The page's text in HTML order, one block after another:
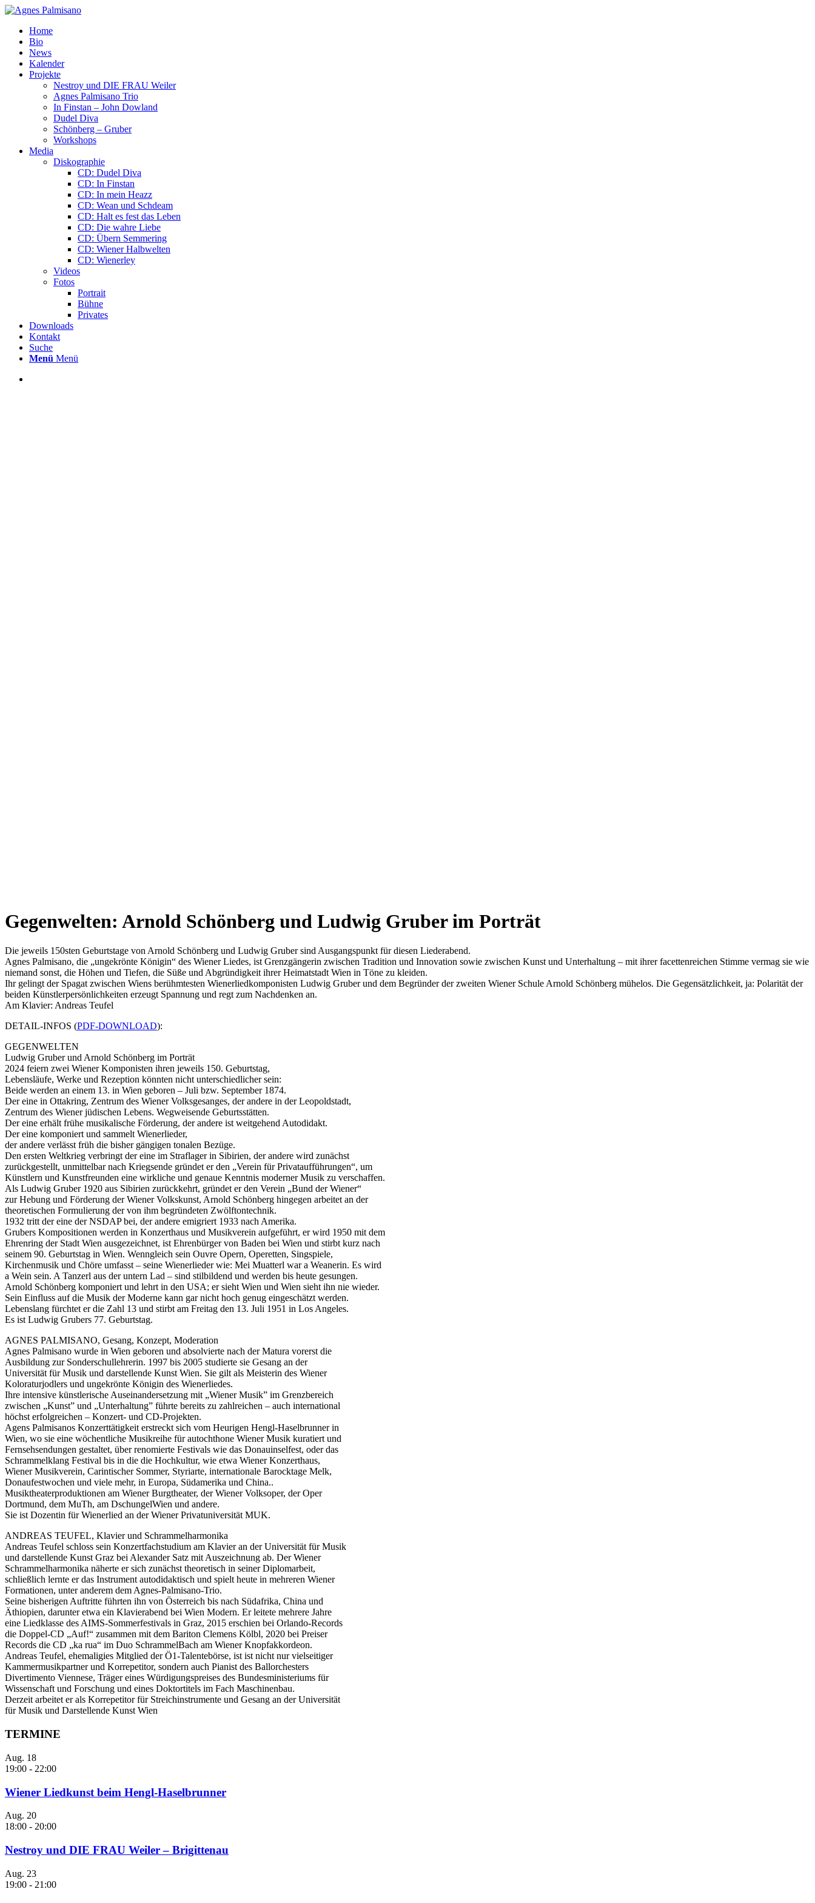
Home
Bio
News
Kalender
Projekte
Nestroy und DIE FRAU Weiler
Agnes Palmisano Trio
In Finstan – John Dowland
Dudel Diva
Schönberg – Gruber
Workshops
Media
Diskographie
CD: Dudel Diva
CD: In Finstan
CD: In mein Heazz
CD: Wean und Schdeam
CD: Halt es fest das Leben
CD: Die wahre Liebe
CD: Übern Semmering
CD: Wiener Halbwelten
CD: Wienerley
Videos
Fotos
Portrait
Bühne
Privates
Downloads
Kontakt
Suche
Menü Menü
Gegenwelten: Arnold Schönberg und Ludwig Gruber im Porträt
Die jeweils 150sten Geburtstage von Arnold Schönberg und Ludwig Gruber sind Ausgangspunkt für diesen Liederabend.
Agnes Palmisano, die „ungekrönte Königin“ des Wiener Liedes, ist Grenzgängerin zwischen Tradition und Innovation sowie zwischen Kunst und Unterhaltung – mit ihrer facettenreichen Stimme vermag sie wie
niemand sonst, die Höhen und Tiefen, die Süße und Abgründigkeit ihrer Heimatstadt Wien in Töne zu kleiden.
Ihr gelingt der Spagat zwischen Wiens berühmtesten Wienerliedkomponisten Ludwig Gruber und dem Begründer der zweiten Wiener Schule Arnold Schönberg mühelos. Die Gegensätzlichkeit, ja: Polarität der
beiden Künstlerpersönlichkeiten erzeugt Spannung und regt zum Nachdenken an.
Am Klavier: Andreas Teufel
DETAIL-INFOS (PDF-DOWNLOAD):
GEGENWELTEN
Ludwig Gruber und Arnold Schönberg im Porträt
2024 feiern zwei Wiener Komponisten ihren jeweils 150. Geburtstag,
Lebensläufe, Werke und Rezeption könnten nicht unterschiedlicher sein:
Beide werden an einem 13. in Wien geboren – Juli bzw. September 1874.
Der eine in Ottakring, Zentrum des Wiener Volksgesanges, der andere in der Leopoldstadt,
Zentrum des Wiener jüdischen Lebens. Wegweisende Geburtsstätten.
Der eine erhält frühe musikalische Förderung, der andere ist weitgehend Autodidakt.
Der eine komponiert und sammelt Wienerlieder,
der andere verlässt früh die bisher gängigen tonalen Bezüge.
Den ersten Weltkrieg verbringt der eine im Straflager in Sibirien, der andere wird zunächst
zurückgestellt, unmittelbar nach Kriegsende gründet er den „Verein für Privataufführungen“, um
Künstlern und Kunstfreunden eine wirkliche und genaue Kenntnis moderner Musik zu verschaffen.
Als Ludwig Gruber 1920 aus Sibirien zurückkehrt, gründet er den Verein „Bund der Wiener“
zur Hebung und Förderung der Wiener Volkskunst, Arnold Schönberg hingegen arbeitet an der
theoretischen Formulierung der von ihm begründeten Zwölftontechnik.
1932 tritt der eine der NSDAP bei, der andere emigriert 1933 nach Amerika.
Grubers Kompositionen werden in Konzerthaus und Musikverein aufgeführt, er wird 1950 mit dem
Ehrenring der Stadt Wien ausgezeichnet, ist Ehrenbürger von Baden bei Wien und stirbt kurz nach
seinem 90. Geburtstag in Wien. Wenngleich sein Ouvre Opern, Operetten, Singspiele,
Kirchenmusik und Chöre umfasst – seine Wienerlieder wie: Mei Muatterl war a Weanerin. Es wird
a Wein sein. A Tanzerl aus der untern Lad – sind stilbildend und werden bis heute gesungen.
Arnold Schönberg komponiert und lehrt in den USA; er sieht Wien und Wien sieht ihn nie wieder.
Sein Einfluss auf die Musik der Moderne kann gar nicht hoch genug eingeschätzt werden.
Lebenslang fürchtet er die Zahl 13 und stirbt am Freitag den 13. Juli 1951 in Los Angeles.
Es ist Ludwig Grubers 77. Geburtstag.
AGNES PALMISANO, Gesang, Konzept, Moderation
Agnes Palmisano wurde in Wien geboren und absolvierte nach der Matura vorerst die
Ausbildung zur Sonderschullehrerin. 1997 bis 2005 studierte sie Gesang an der
Universität für Musik und darstellende Kunst Wien. Sie gilt als Meisterin des Wiener
Koloraturjodlers und ungekrönte Königin des Wienerliedes.
Ihre intensive künstlerische Auseinandersetzung mit „Wiener Musik” im Grenzbereich
zwischen „Kunst” und „Unterhaltung” führte bereits zu zahlreichen – auch international
höchst erfolgreichen – Konzert- und CD-Projekten.
Agens Palmisanos Konzerttätigkeit erstreckt sich vom Heurigen Hengl-Haselbrunner in
Wien, wo sie eine wöchentliche Musikreihe für autochthone Wiener Musik kuratiert und
Fernsehsendungen gestaltet, über renomierte Festivals wie das Donauinselfest, oder das
Schrammelklang Festival bis in die die Hochkultur, wie etwa Wiener Konzerthaus,
Wiener Musikverein, Carintischer Sommer, Styriarte, internationale Barocktage Melk,
Donaufestwochen und viele mehr, in Europa, Südamerika und China..
Musiktheaterproduktionen am Wiener Burgtheater, der Wiener Volksoper, der Oper
Dortmund, dem MuTh, am DschungelWien und andere.
Sie ist Dozentin für Wienerlied an der Wiener Privatuniversität MUK.
ANDREAS TEUFEL, Klavier und Schrammelharmonika
Andreas Teufel schloss sein Konzertfachstudium am Klavier an der Universität für Musik
und darstellende Kunst Graz bei Alexander Satz mit Auszeichnung ab. Der Wiener
Schrammelharmonika näherte er sich zunächst theoretisch in seiner Diplomarbeit,
schließlich lernte er das Instrument autodidaktisch und spielt heute in mehreren Wiener
Formationen, unter anderem dem Agnes-Palmisano-Trio.
Seine bisherigen Auftritte führten ihn von Österreich bis nach Südafrika, China und
Äthiopien, darunter etwa ein Klavierabend bei Wien Modern. Er leitete mehrere Jahre
eine Liedklasse des AIMS-Sommerfestivals in Graz, 2015 erschien bei Orlando-Records
die Doppel-CD „Auf!“ zusammen mit dem Bariton Clemens Kölbl, 2020 bei Preiser
Records die CD „ka rua“ im Duo SchrammelBach am Wiener Knopfakkordeon.
Andreas Teufel, ehemaligies Mitglied der Ö1-Talentebörse, ist ist nicht nur vielseitiger
Kammermusikpartner und Korrepetitor, sondern auch Pianist des Ballorchesters
Divertimento Viennese, Träger eines Würdigungspreises des Bundesministeriums für
Wissenschaft und Forschung und eines Doktortitels im Fach Maschinenbau.
Derzeit arbeitet er als Korrepetitor für Streichinstrumente und Gesang an der Universität
für Musik und Darstellende Kunst Wien
TERMINE
Aug. 18
19:00 - 22:00
Wiener Liedkunst beim Hengl-Haselbrunner
Aug. 20
18:00 - 20:00
Nestroy und DIE FRAU Weiler – Brigittenau
Aug. 23
19:00 - 21:00